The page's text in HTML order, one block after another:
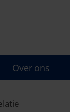
Over ons